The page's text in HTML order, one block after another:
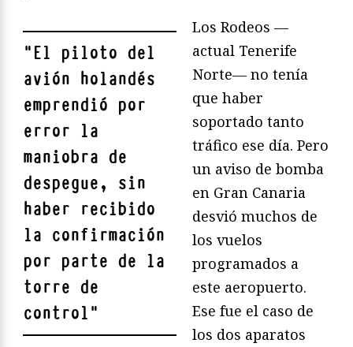
"El piloto del
avión holandés
emprendió por
error la
maniobra de
despegue, sin
haber recibido
la confirmación
por parte de la
torre de
control"
Los Rodeos —
actual Tenerife
Norte— no tenía
que haber
soportado tanto
tráfico ese día. Pero
un aviso de bomba
en Gran Canaria
desvió muchos de
los vuelos
programados a
este aeropuerto.
Ese fue el caso de
los dos aparatos